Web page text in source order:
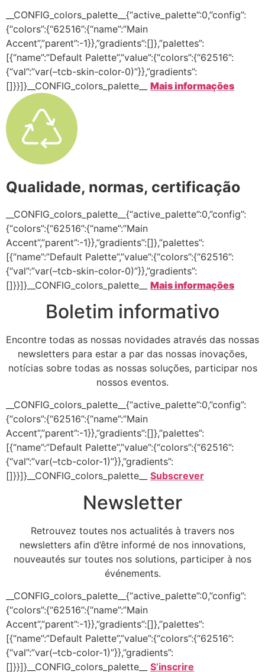
__CONFIG_colors_palette__{“active_palette”:0,”config”:
{“colors”:{“62516”:{“name”:”Main
Accent”,”parent”:-1}},”gradients”:[]},”palettes”:
[{“name”:”Default Palette”,”value”:{“colors”:{“62516”:
{“val”:”var(–tcb-skin-color-0)”}},”gradients”:
[]}}]}__CONFIG_colors_palette__ Mais informações
Qualidade, normas, certificação
__CONFIG_colors_palette__{“active_palette”:0,”config”:
{“colors”:{“62516”:{“name”:”Main
Accent”,”parent”:-1}},”gradients”:[]},”palettes”:
[{“name”:”Default Palette”,”value”:{“colors”:{“62516”:
{“val”:”var(–tcb-skin-color-0)”}},”gradients”:
[]}}]}__CONFIG_colors_palette__ Mais informações
Boletim informativo
Encontre todas as nossas novidades através das nossas
newsletters para estar a par das nossas inovações,
notícias sobre todas as nossas soluções, participar nos
nossos eventos.
__CONFIG_colors_palette__{“active_palette”:0,”config”:
{“colors”:{“62516”:{“name”:”Main
Accent”,”parent”:-1}},”gradients”:[]},”palettes”:
[{“name”:”Default Palette”,”value”:{“colors”:{“62516”:
{“val”:”var(–tcb-color-1)”}},”gradients”:
[]}}]}__CONFIG_colors_palette__ Subscrever
Newsletter
Retrouvez toutes nos actualités à travers nos
newsletters afin d’être informé de nos innovations,
nouveautés sur toutes nos solutions, participer à nos
événements.
__CONFIG_colors_palette__{“active_palette”:0,”config”:
{“colors”:{“62516”:{“name”:”Main
Accent”,”parent”:-1}},”gradients”:[]},”palettes”:
[{“name”:”Default Palette”,”value”:{“colors”:{“62516”:
{“val”:”var(–tcb-color-1)”}},”gradients”:
[]}}]}__CONFIG_colors_palette__ S’inscrire